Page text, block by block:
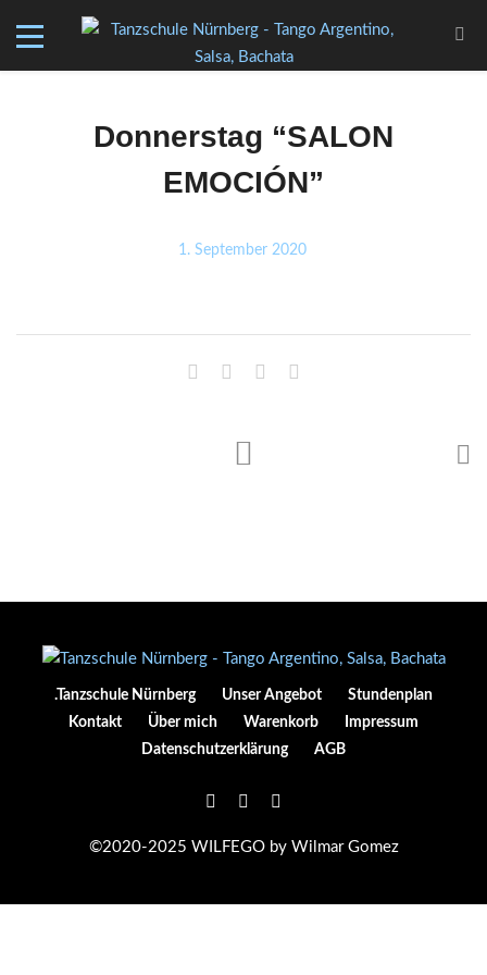
Donnerstag “SALON
EMOCIÓN”
1. September 2020
.Tanzschule Nürnberg Unser Angebot
Stundenplan
Kontakt
Über mich Warenkorb
Impressum
Datenschutzerklärung
AGB
©2020-2025 WILFEGO by Wilmar Gomez